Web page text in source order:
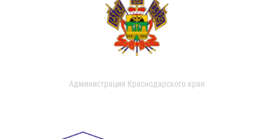
Администрация Краснодарского края